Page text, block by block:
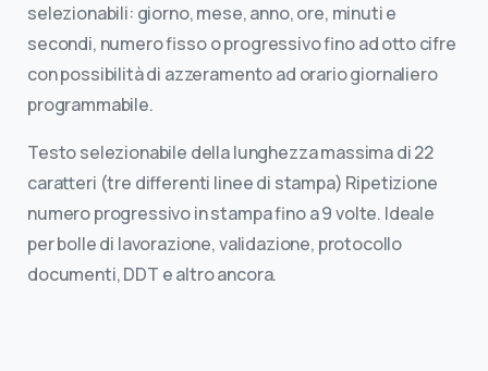
selezionabili: giorno, mese, anno, ore, minuti e
secondi, numero fisso o progressivo fino ad otto cifre
con possibilità di azzeramento ad orario giornaliero
programmabile.
Testo selezionabile della lunghezza massima di 22
caratteri (tre differenti linee di stampa) Ripetizione
numero progressivo in stampa fino a 9 volte. Ideale
per bolle di lavorazione, validazione, protocollo
documenti, DDT e altro ancora.